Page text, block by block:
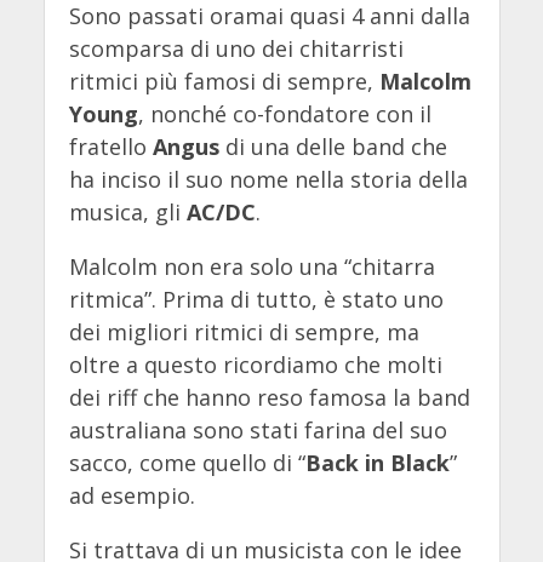
Sono passati oramai quasi 4 anni dalla
scomparsa di uno dei chitarristi
ritmici più famosi di sempre, Malcolm
Young, nonché co-fondatore con il
fratello Angus di una delle band che
ha inciso il suo nome nella storia della
musica, gli AC/DC.
Malcolm non era solo una “chitarra
ritmica”. Prima di tutto, è stato uno
dei migliori ritmici di sempre, ma
oltre a questo ricordiamo che molti
dei riff che hanno reso famosa la band
australiana sono stati farina del suo
sacco, come quello di “Back in Black”
ad esempio.
Si trattava di un musicista con le idee